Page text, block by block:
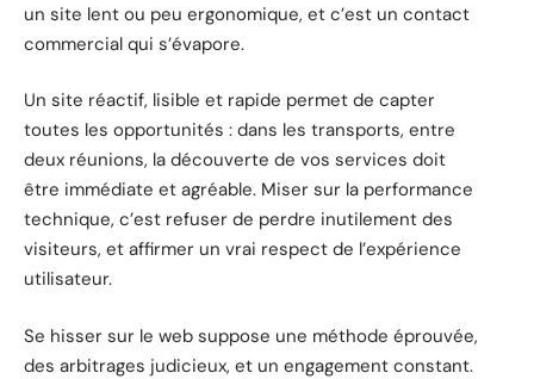
un site lent ou peu ergonomique, et c’est un contact
commercial qui s’évapore.
Un site réactif, lisible et rapide permet de capter
toutes les opportunités : dans les transports, entre
deux réunions, la découverte de vos services doit
être immédiate et agréable. Miser sur la performance
technique, c’est refuser de perdre inutilement des
visiteurs, et affirmer un vrai respect de l’expérience
utilisateur.
Se hisser sur le web suppose une méthode éprouvée,
des arbitrages judicieux, et un engagement constant.